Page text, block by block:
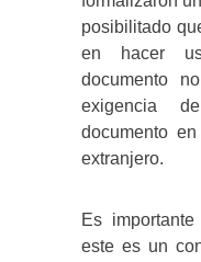
posibilitado
en hacer
documento
exigencia
documento
extranjero.
Es
este es un